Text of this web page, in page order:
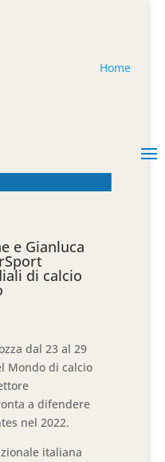
Home
e Gianluca
di calcio
dal 23 al 29
Mondo di calcio
a difendere
nel 2022.
italiana